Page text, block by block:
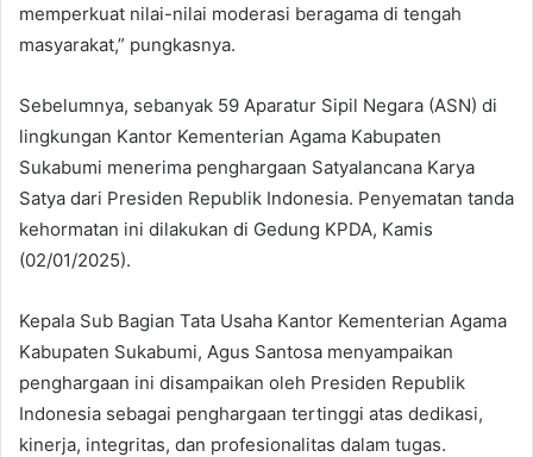
memperkuat nilai-nilai moderasi beragama di tengah
masyarakat,” pungkasnya.
Sebelumnya, sebanyak 59 Aparatur Sipil Negara (ASN) di
lingkungan Kantor Kementerian Agama Kabupaten
Sukabumi menerima penghargaan Satyalancana Karya
Satya dari Presiden Republik Indonesia. Penyematan tanda
kehormatan ini dilakukan di Gedung KPDA, Kamis
(02/01/2025).
Kepala Sub Bagian Tata Usaha Kantor Kementerian Agama
Kabupaten Sukabumi, Agus Santosa menyampaikan
penghargaan ini disampaikan oleh Presiden Republik
Indonesia sebagai penghargaan tertinggi atas dedikasi,
kinerja, integritas, dan profesionalitas dalam tugas.